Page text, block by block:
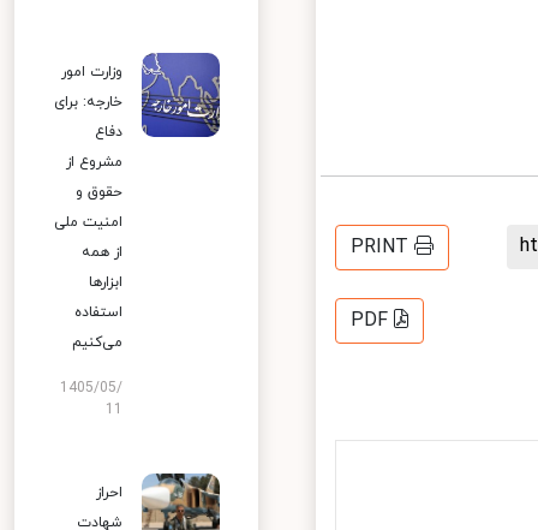
PRINT
PDF
وزارت امور
خارجه: برای
دفاع
مشروع از
حقوق و
امنیت ملی
از همه
ابزارها
استفاده
می‌کنیم
1405/05/
احراز
شهادت